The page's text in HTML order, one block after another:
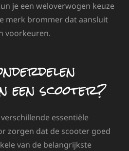
je een weloverwogen keuze
merk brommer dat aansluit
voorkeuren.
scooter?
essentiële
zorgen dat de scooter goed
van de belangrijkste